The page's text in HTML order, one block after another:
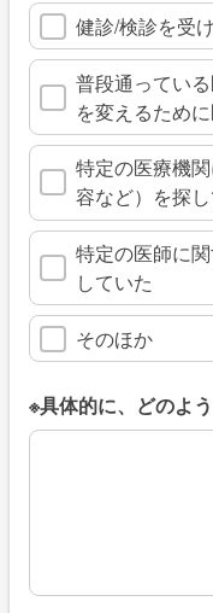
健診/検診を受
普段通ってい
を変えるため
特定の医療機
容など）を探
特定の医師に
していた
そのほか
※具体的に、どのよ
※具体的に、どのよ